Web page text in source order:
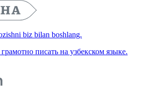
biz bilan boshlang.
писать на узбекском языке.